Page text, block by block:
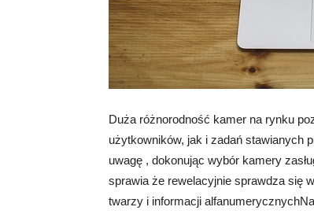
Duża różnorodność kamer na rynku
użytkowników, jak i zadań stawianych
uwagę , dokonując wybór kamery
sprawia że rewelacyjnie sprawdza się
twarzy i informacji